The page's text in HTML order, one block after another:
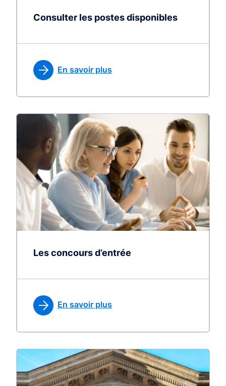
Consulter les postes disponibles
En savoir plus
Les concours d’entrée
En savoir plus